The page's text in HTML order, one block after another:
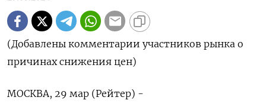
(Добавлены комментарии участников рынка о
причинах снижения цен)
МОСКВА, 29 мар (Рейтер) -